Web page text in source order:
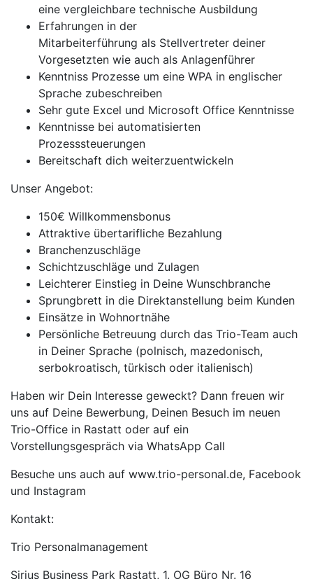
eine vergleichbare technische Ausbildung
Erfahrungen in der
Mitarbeiterführung als Stellvertreter deiner
Vorgesetzten wie auch als Anlagenführer
Kenntniss Prozesse um eine WPA in englischer
Sprache zubeschreiben
Sehr gute Excel und Microsoft Office Kenntnisse
Kenntnisse bei automatisierten
Prozesssteuerungen
Bereitschaft dich weiterzuentwickeln
Unser Angebot:
150€ Willkommensbonus
Attraktive übertarifliche Bezahlung
Branchenzuschläge
Schichtzuschläge und Zulagen
Leichterer Einstieg in Deine Wunschbranche
Sprungbrett in die Direktanstellung beim Kunden
Einsätze in Wohnortnähe
Persönliche Betreuung durch das Trio-Team auch
in Deiner Sprache (polnisch, mazedonisch,
serbokroatisch, türkisch oder italienisch)
Haben wir Dein Interesse geweckt? Dann freuen wir
uns auf Deine Bewerbung, Deinen Besuch im neuen
Trio-Office in Rastatt oder auf ein
Vorstellungsgespräch via WhatsApp Call
Besuche uns auch auf www.trio-personal.de, Facebook
und Instagram
Kontakt:
Trio Personalmanagement
Sirius Business Park Rastatt, 1. OG Büro Nr. 16